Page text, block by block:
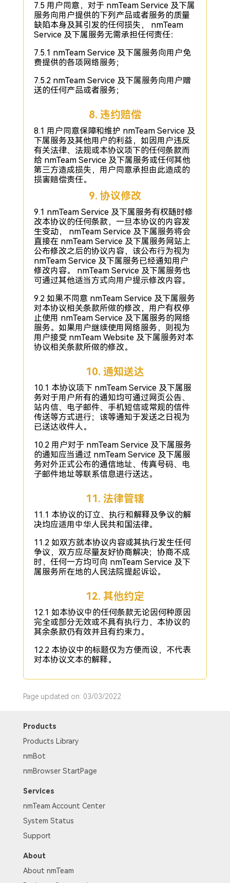
7.5 用户同意，对于 nmTeam Service 及下属
服务向用户提供的下列产品或者服务的质量
缺陷本身及其引发的任何损失， nmTeam
Service 及下属服务无需承担任何责任：
7.5.1 nmTeam Service 及下属服务向用户免
费提供的各项网络服务；
7.5.2 nmTeam Service 及下属服务向用户赠
送的任何产品或者服务；
8. 违约赔偿
8.1 用户同意保障和维护 nmTeam Service 及
下属服务及其他用户的利益，如因用户违反
有关法律、法规或本协议项下的任何条款而
给 nmTeam Service 及下属服务或任何其他
第三方造成损失，用户同意承担由此造成的
损害赔偿责任。
9. 协议修改
9.1 nmTeam Service 及下属服务有权随时修
改本协议的任何条款，一旦本协议的内容发
生变动， nmTeam Service 及下属服务将会
直接在 nmTeam Service 及下属服务网站上
公布修改之后的协议内容，该公布行为视为
nmTeam Service 及下属服务已经通知用户
修改内容。 nmTeam Service 及下属服务也
可通过其他适当方式向用户提示修改内容。
9.2 如果不同意 nmTeam Service 及下属服务
对本协议相关条款所做的修改，用户有权停
止使用 nmTeam Service 及下属服务的网络
服务。如果用户继续使用网络服务，则视为
用户接受 nmTeam Website 及下属服务对本
协议相关条款所做的修改。
10. 通知送达
10.1 本协议项下 nmTeam Service 及下属服
务对于用户所有的通知均可通过网页公告、
站内信、电子邮件、手机短信或常规的信件
传送等方式进行；该等通知于发送之日视为
已送达收件人。
10.2 用户对于 nmTeam Service 及下属服务
的通知应当通过 nmTeam Service 及下属服
务对外正式公布的通信地址、传真号码、电
子邮件地址等联系信息进行送达。
11. 法律管辖
11.1 本协议的订立、执行和解释及争议的解
决均应适用中华人民共和国法律。
11.2 如双方就本协议内容或其执行发生任何
争议，双方应尽量友好协商解决；协商不成
时，任何一方均可向 nmTeam Service 及下
属服务所在地的人民法院提起诉讼。
12. 其他约定
12.1 如本协议中的任何条款无论因何种原因
完全或部分无效或不具有执行力，本协议的
其余条款仍有效并且有约束力。
12.2 本协议中的标题仅为方便而设，不代表
对本协议文本的解释。
Page updated on: 03/03/2022
Products
Products Library
nmBot
nmBrowser StartPage
Services
nmTeam Account Center
System Status
Support
About
About nmTeam